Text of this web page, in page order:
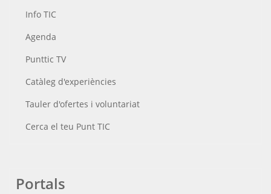
Info TIC
Agenda
Punttic TV
Catàleg d'experiències
Tauler d'ofertes i voluntariat
Cerca el teu Punt TIC
Portals